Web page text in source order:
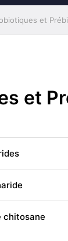
et
et
chitosane